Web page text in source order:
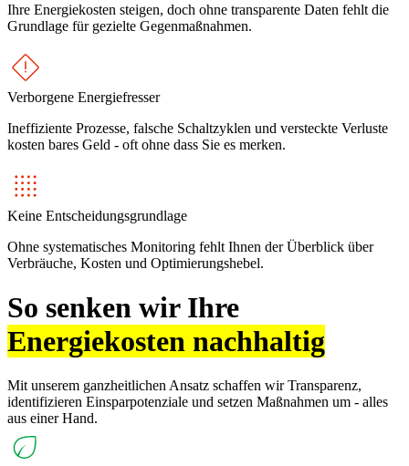
Ihre Energiekosten steigen, doch ohne transparente Daten fehlt die
Grundlage für gezielte Gegenmaßnahmen.
Verborgene Energiefresser
Ineffiziente Prozesse, falsche Schaltzyklen und versteckte Verluste
kosten bares Geld - oft ohne dass Sie es merken.
Keine Entscheidungsgrundlage
Ohne systematisches Monitoring fehlt Ihnen der Überblick über
Verbräuche, Kosten und Optimierungshebel.
So senken wir Ihre
Energiekosten nachhaltig
Mit unserem ganzheitlichen Ansatz schaffen wir Transparenz,
identifizieren Einsparpotenziale und setzen Maßnahmen um - alles
aus einer Hand.